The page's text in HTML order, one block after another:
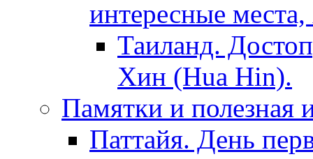
интересные
Таиланд.
Хин (Hua Hin).
Памятки и полезная
Паттайя. День